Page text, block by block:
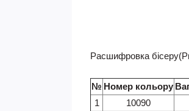
Расшифровка
№ Номер кольору
1
10090